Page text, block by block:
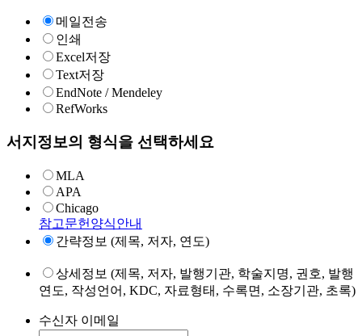
메일전송
인쇄
Excel저장
Text저장
EndNote / Mendeley
RefWorks
서지정보의 형식을 선택하세요
MLA
APA
Chicago
참고문헌양식안내
간략정보 (제목, 저자, 연도)
상세정보 (제목, 저자, 발행기관, 학술지명, 권호, 발행
연도, 작성언어, KDC, 자료형태, 수록면, 소장기관, 초록)
수신자 이메일